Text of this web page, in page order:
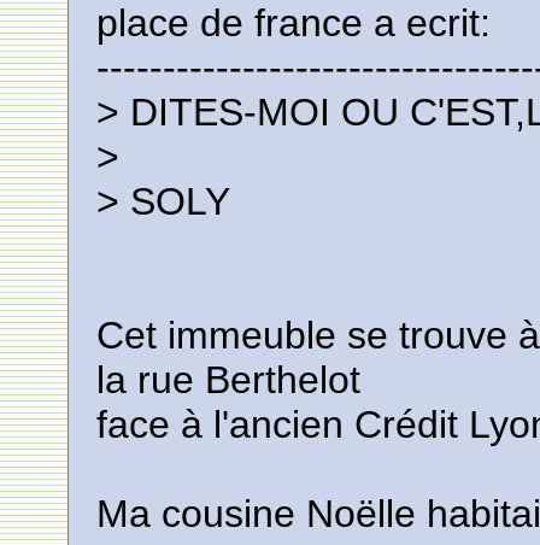
place de france a ecrit:
> DITES-MOI OU
>
> SOLY
Cet immeuble se trouve
la rue Berthelot
face à l'ancien Crédit
Ma cousine Noëlle